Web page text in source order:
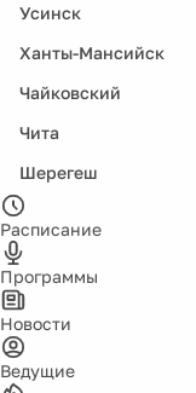
Усинск
Ханты-Мансийск
Чайковский
Чита
Шерегеш
Расписание
Программы
Новости
Ведущие